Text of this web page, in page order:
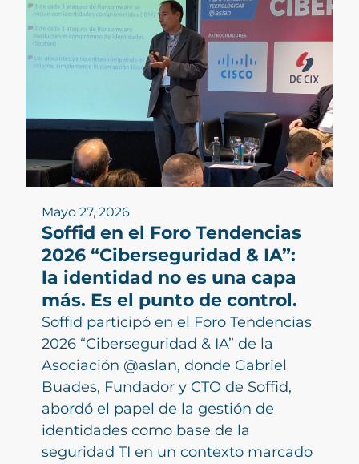
Mayo 27, 2026
Soffid en el Foro Tendencias
2026 “Ciberseguridad & IA”:
la identidad no es una capa
más. Es el punto de control.
Soffid participó en el Foro Tendencias
2026 “Ciberseguridad & IA” de la
Asociación @aslan, donde Gabriel
Buades, Fundador y CTO de Soffid,
abordó el papel de la gestión de
identidades como base de la
seguridad TI en un contexto marcado